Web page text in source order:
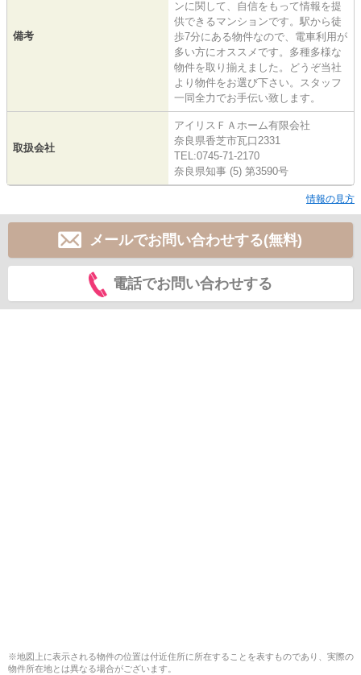
備考
ンに関して、自信をもって情報を提
供できるマンションです。駅から徒
歩7分にある物件なので、電車利用が
多い方にオススメです。多種多様な
物件を取り揃えました。どうぞ当社
より物件をお選び下さい。スタッフ
一同全力でお手伝い致します。
取扱会社
アイリスＦＡホーム有限会社
奈良県香芝市瓦口2331
TEL:0745-71-2170
奈良県知事 (5) 第3590号
情報の見方
メールでお問い合わせする(無料)
電話でお問い合わせする
※地図上に表示される物件の位置は付近住所に所在することを表すものであり、実際の
物件所在地とは異なる場合がございます。